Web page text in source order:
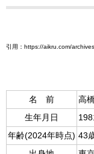
引用：https://aikru.com/
名 前
高
生年月日
年齢(2024年時点) 43